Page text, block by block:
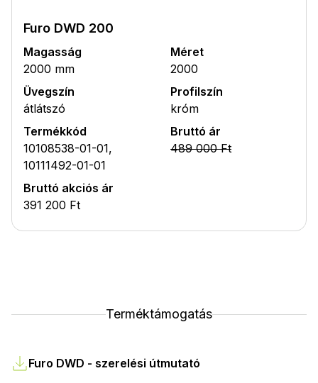
Furo DWD 200
Magasság
2000 mm
Méret
2000
Üvegszín
átlátszó
Profilszín
króm
Termékkód
10108538-01-01,
10111492-01-01
Bruttó ár
489 000 Ft
Bruttó akciós ár
391 200 Ft
Terméktámogatás
Furo DWD - szerelési útmutató